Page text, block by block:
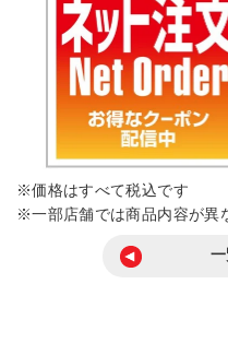
※価格はすべて税込です
※一部店舗では商品内容が異